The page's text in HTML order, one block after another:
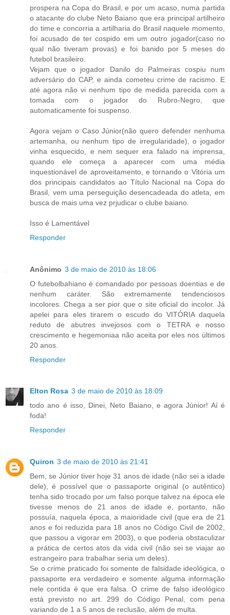
prospera na Copa do Brasil, e por um acaso, numa partida
o atacante do clube Neto Baiano que era principal artilheiro
do time e concorria a artilharia do Brasil naquele momento,
foi acusado de ter cospido em um outro jogador(caso no
qual não tiveram provas) e foi banido por 5 meses do
futebol brasileiro.
Vejam que o jogador Danilo do Palmeiras cospiu num
adversário do CAP, e ainda cometeu crime de racismo. E
até agora não vi nenhum tipo de medida parecida com a
tomada com o jogador do Rubro-Negro, que
automaticamente foi suspenso.
Agora vejam o Caso Júnior(não quero defender nenhuma
artemanha, ou nenhum tipo de irregularidade), o jogador
vinha esquecido, e nem sequer era falado na imprensa,
quando ele começa a aparecer com uma média
inquestionável de aproveitamento, e tornando o Vitória um
dos principais candidatos ao Título Nacional na Copa do
Brasil, vem uma perseguição desencadeada do atleta, em
busca de mais uma vez prjudicar o clube baiano.
Isso é Lamentável
Responder
Anônimo 3 de maio de 2010 às 18:06
O futebolbahiano é comandado por pessoas doentias e de
nenhum caráter. São extremamente tendenciosos
incolores. Chega a ser pior que o site oficial do incolor. Já
apelei para eles tirarem o escudo do VITÓRIA daquela
reduto de abutres invejosos com o TETRA e nosso
crescimento e hegemoniaa não aceita por eles nos últimos
20 anos.
Responder
Elton Rosa 3 de maio de 2010 às 18:09
todo ano é isso, Dinei, Neto Baiano, e agora Júnior! Aí é
foda!
Responder
Quiron 3 de maio de 2010 às 21:41
Bem, se Júnior tiver hoje 31 anos de idade (não sei a idade
dele), é possível que o passaporte original (o autêntico)
tenha sido trocado por um falso porque talvez na época ele
tivesse menos de 21 anos de idade e, portanto, não
possuía, naquela época, a maioridade civil (que era de 21
anos e foi reduzida para 18 anos no Código Civil de 2002,
que passou a vigorar em 2003), o que poderia obstaculizar
a prática de certos atos da vida civil (não sei se viajar ao
estrangeiro para trabalhar seria um deles).
Se o crime praticado foi somente de falsidade ideológica, o
passaporte era verdadeiro e somente alguma informação
nele contida é que era falsa. O crime de falso ideológico
está previsto no art. 299 do Código Penal, com pena
variando de 1 a 5 anos de reclusão, além de multa.